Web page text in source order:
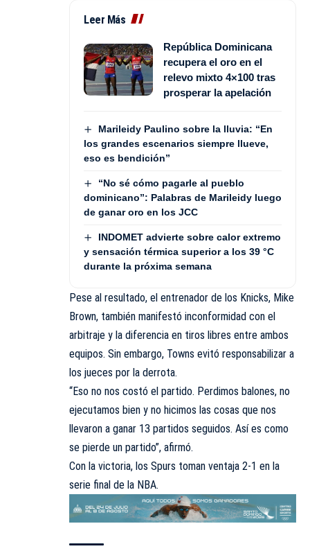
Leer Más
República Dominicana
recupera el oro en el
relevo mixto 4×100 tras
prosperar la apelación
Marileidy Paulino sobre la lluvia: “En
los grandes escenarios siempre llueve,
eso es bendición”
“No sé cómo pagarle al pueblo
dominicano”: Palabras de Marileidy luego
de ganar oro en los JCC
INDOMET advierte sobre calor extremo
y sensación térmica superior a los 39 °C
durante la próxima semana
Pese al resultado, el entrenador de los Knicks, Mike
Brown, también manifestó inconformidad con el
arbitraje y la diferencia en tiros libres entre ambos
equipos. Sin embargo, Towns evitó responsabilizar a
los jueces por la derrota.
“Eso no nos costó el partido. Perdimos balones, no
ejecutamos bien y no hicimos las cosas que nos
llevaron a ganar 13 partidos seguidos. Así es como
se pierde un partido”, afirmó.
Con la victoria, los Spurs toman ventaja 2-1 en la
serie final de la NBA.